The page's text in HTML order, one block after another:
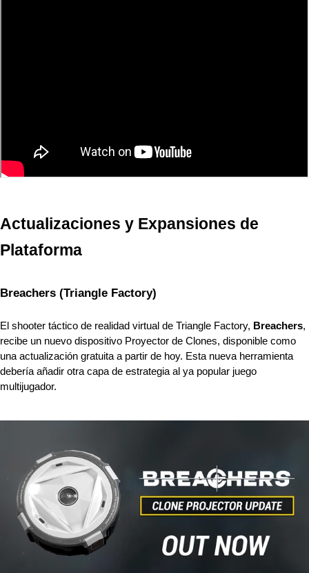
Actualizaciones y Expansiones de
Plataforma
Breachers (Triangle Factory)
El shooter táctico de realidad virtual de Triangle Factory, Breachers,
recibe un nuevo dispositivo Proyector de Clones, disponible como
una actualización gratuita a partir de hoy. Esta nueva herramienta
debería añadir otra capa de estrategia al ya popular juego
multijugador.